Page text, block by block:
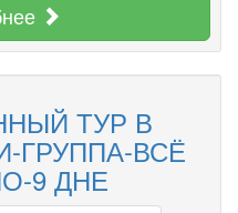
ТУР В
ГРУППА-ВСЁ
9 ДНЕ